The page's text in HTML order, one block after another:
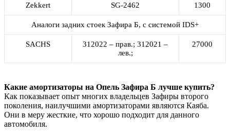
Zekkert SG-2462 1300
Аналоги задних стоек Зафира Б, с системой IDS+
SACHS
312022 – прав.; 312021 –
лев.;
27000
Какие амортизаторы на Опель Зафира Б лучше купить?
Как показывает опыт многих владельцев Зафиры второго
поколения, наилучшими амортизаторами являются Каяба.
Они в меру жесткие, что хорошо подходит для данного
автомобиля.